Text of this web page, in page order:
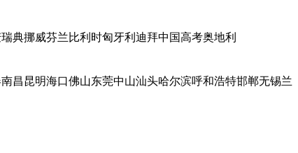
瑞典挪威芬兰比利时匈牙利 迪拜中国高考奥地利
南昌昆明海口佛山东莞中山汕头哈尔滨呼和浩特邯郸无锡兰